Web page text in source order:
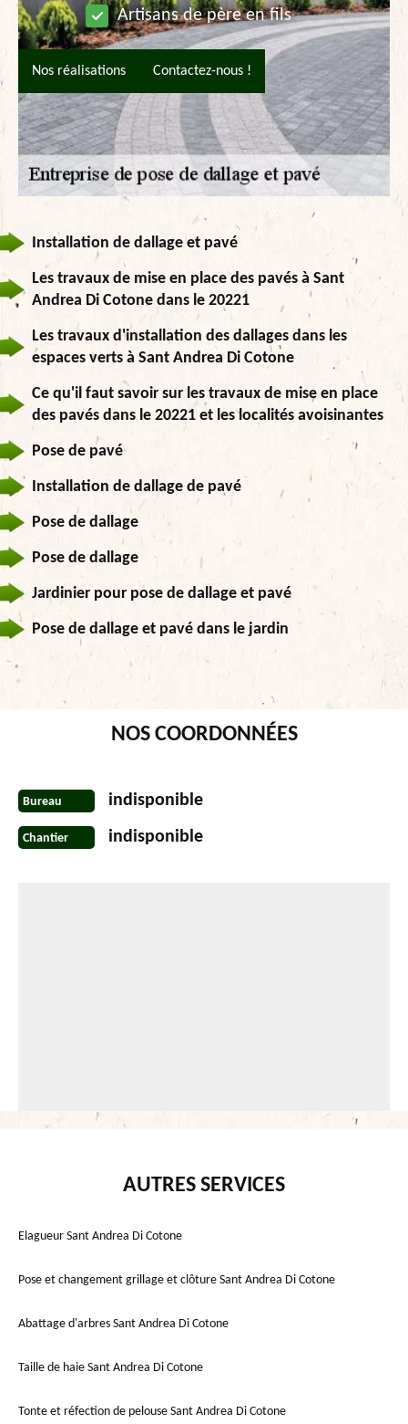
Artisans de père en fils
Nos réalisations Contactez-nous !
Installation de dallage et pavé
Les travaux de mise en place des pavés à Sant
Andrea Di Cotone dans le 20221
Les travaux d'installation des dallages dans les
espaces verts à Sant Andrea Di Cotone
Ce qu'il faut savoir sur les travaux de mise en place
des pavés dans le 20221 et les localités avoisinantes
Pose de pavé
Installation de dallage de pavé
Pose de dallage
Pose de dallage
Jardinier pour pose de dallage et pavé
Pose de dallage et pavé dans le jardin
NOS COORDONNÉES
Bureau indisponible
Chantier indisponible
AUTRES SERVICES
Elagueur Sant Andrea Di Cotone
Pose et changement grillage et clôture Sant Andrea Di Cotone
Abattage d'arbres Sant Andrea Di Cotone
Taille de haie Sant Andrea Di Cotone
Tonte et réfection de pelouse Sant Andrea Di Cotone